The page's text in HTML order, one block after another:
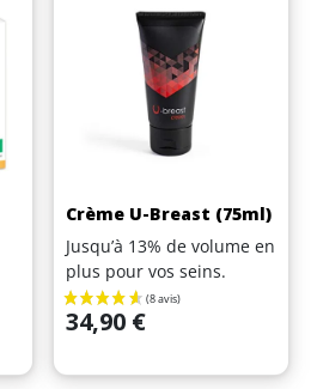
Crème U-Breast (75ml)
Jusqu’à 13% de volume en
plus pour vos seins.
Prix
34,90 €